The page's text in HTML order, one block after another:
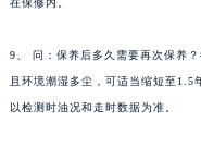
在保修内。
9、 问：保养后多久需要再次保养
且环境潮湿多尘，可适当缩短至1.5
以检测时油况和走时数据为准。